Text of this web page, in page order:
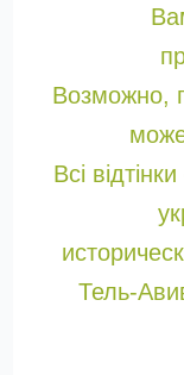
Возможно,
«Всі
Тель-